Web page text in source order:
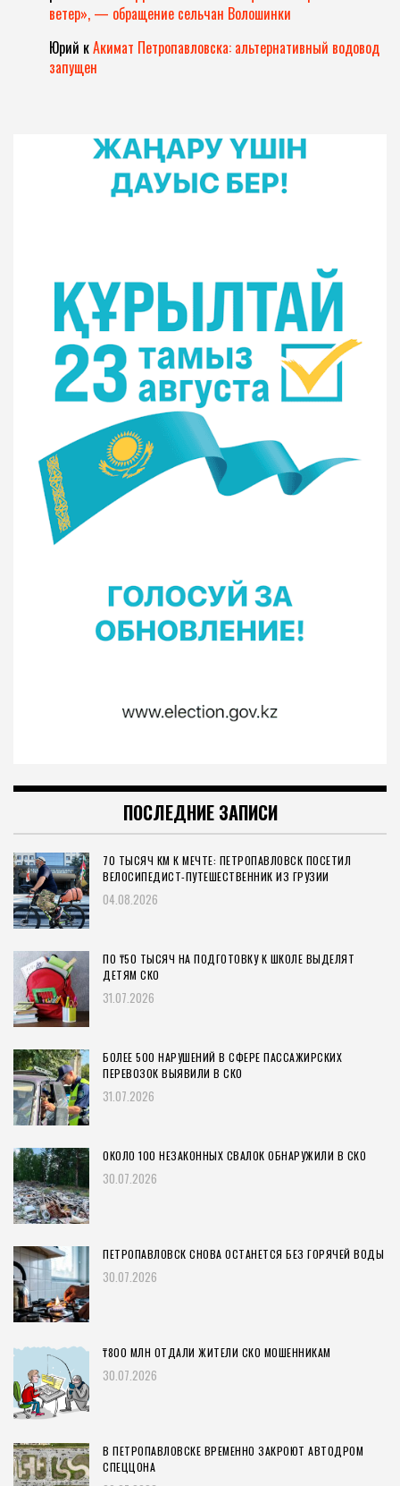
ветер», — обращение сельчан Волошинки
Юрий кАкимат Петропавловска: альтернативный водовод
запущен
ПОСЛЕДНИЕ ЗАПИСИ
70 ТЫСЯЧ КМ К МЕЧТЕ: ПЕТРОПАВЛОВСК ПОСЕТИЛ
ВЕЛОСИПЕДИСТ-ПУТЕШЕСТВЕННИК ИЗ ГРУЗИИ
04.08.2026
ПО ₸50 ТЫСЯЧ НА ПОДГОТОВКУ К ШКОЛЕ ВЫДЕЛЯТ
ДЕТЯМ СКО
31.07.2026
БОЛЕЕ 500 НАРУШЕНИЙ В СФЕРЕ ПАССАЖИРСКИХ
ПЕРЕВОЗОК ВЫЯВИЛИ В СКО
31.07.2026
ОКОЛО 100 НЕЗАКОННЫХ СВАЛОК ОБНАРУЖИЛИ В СКО
30.07.2026
ПЕТРОПАВЛОВСК СНОВА ОСТАНЕТСЯ БЕЗ ГОРЯЧЕЙ ВОДЫ
30.07.2026
₸800 МЛН ОТДАЛИ ЖИТЕЛИ СКО МОШЕННИКАМ
30.07.2026
В ПЕТРОПАВЛОВСКЕ ВРЕМЕННО ЗАКРОЮТ АВТОДРОМ
СПЕЦЦОНА